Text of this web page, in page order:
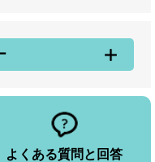
よくある質問と回答